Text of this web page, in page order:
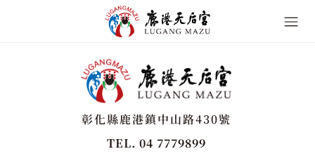
彰化縣鹿港鎮中山路430號
TEL. 04 7779899